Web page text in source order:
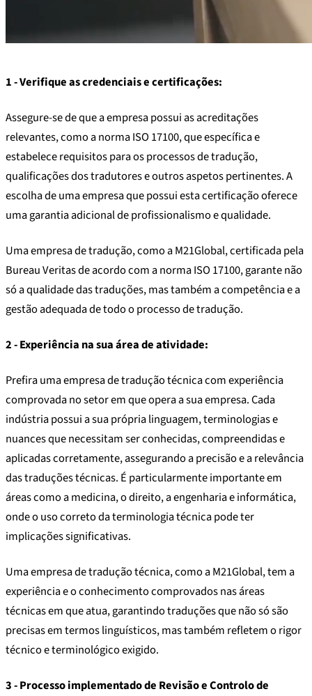
1 - Verifique as credenciais e certificações:
Assegure-se de que a empresa possui as acreditações
relevantes, como a norma ISO 17100, que específica e
estabelece requisitos para os processos de tradução,
qualificações dos tradutores e outros aspetos pertinentes. A
escolha de uma empresa que possui esta certificação oferece
uma garantia adicional de profissionalismo e qualidade.
Uma empresa de tradução, como a M21Global, certificada pela
Bureau Veritas de acordo com a norma ISO 17100, garante não
só a qualidade das traduções, mas também a competência e a
gestão adequada de todo o processo de tradução.
2 - Experiência na sua área de atividade:
Prefira uma empresa de tradução técnica com experiência
comprovada no setor em que opera a sua empresa. Cada
indústria possui a sua própria linguagem, terminologias e
nuances que necessitam ser conhecidas, compreendidas e
aplicadas corretamente, assegurando a precisão e a relevância
das traduções técnicas. É particularmente importante em
áreas como a medicina, o direito, a engenharia e informática,
onde o uso correto da terminologia técnica pode ter
implicações significativas.
Uma empresa de tradução técnica, como a M21Global, tem a
experiência e o conhecimento comprovados nas áreas
técnicas em que atua, garantindo traduções que não só são
precisas em termos linguísticos, mas também refletem o rigor
técnico e terminológico exigido.
3 - Processo implementado de Revisão e Controlo de